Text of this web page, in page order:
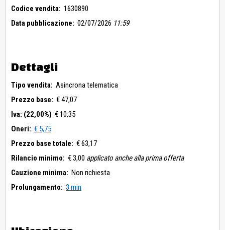
Codice vendita: 1630890
Data pubblicazione: 02/07/2026 11:59
Dettagli
Tipo vendita: Asincrona telematica
Prezzo base: € 47,07
Iva: (22,00%) € 10,35
Oneri: € 5,75
Prezzo base totale: € 63,17
Rilancio minimo: € 3,00 applicato anche alla prima offerta
Cauzione minima: Non richiesta
Prolungamento: 3 min